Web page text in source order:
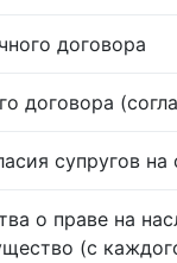
договора
договора
супругов
о праве на
(с